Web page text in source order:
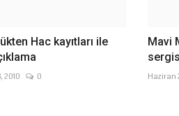
Hac kayıtları ile
2010 0
Mavi
Haziran